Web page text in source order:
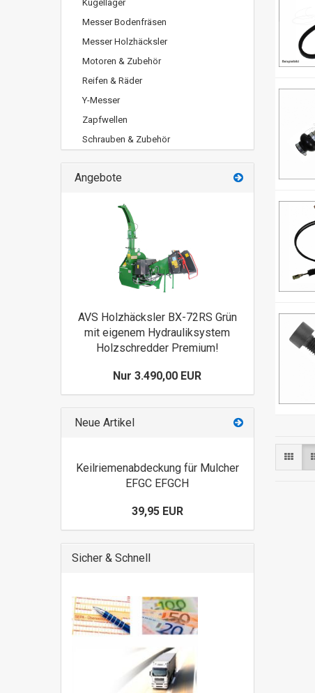
Kugellager
Messer Bodenfräsen
Messer Holzhäcksler
Motoren & Zubehör
Reifen & Räder
Y-Messer
Zapfwellen
Schrauben & Zubehör
Angebote
AVS Holzhäcksler BX-72RS Grün
mit eigenem Hydrauliksystem
Holzschredder Premium!
Nur 3.490,00 EUR
Neue Artikel
Keilriemenabdeckung für Mulcher
EFGC EFGCH
39,95 EUR
Sicher & Schnell